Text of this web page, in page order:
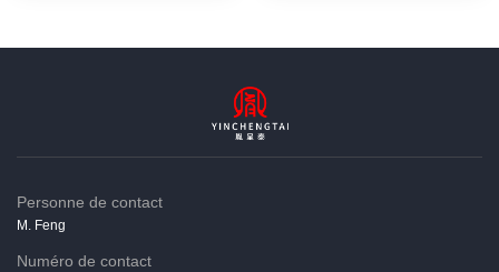
plantes, les enzymes
dans les arachides
arachides, en tant
qu'équipement de
Personne de contact
M. Feng
Numéro de contact